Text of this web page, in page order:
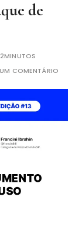
de
2MINUTOS
COMENTÁRIO